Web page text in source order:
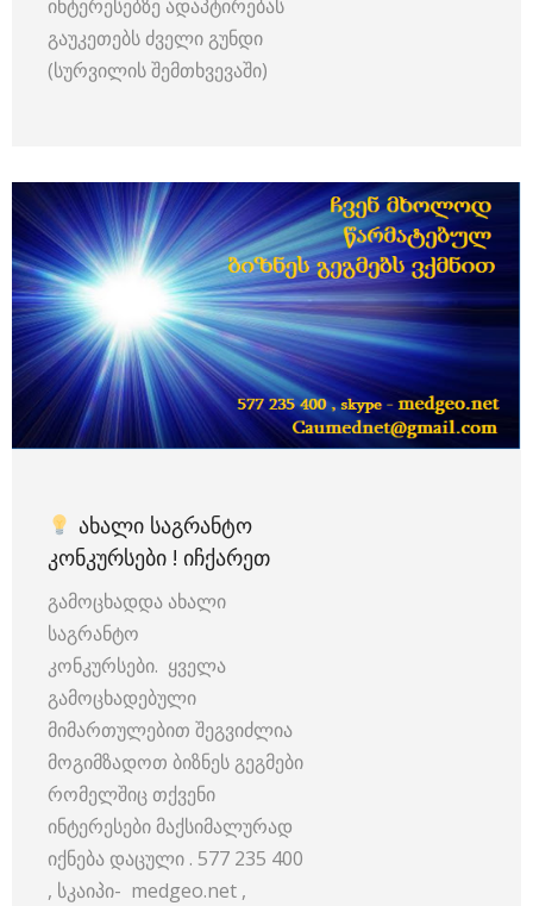
ინტერესებზე ადაპტირებას
გაუკეთებს ძველი გუნდი
(სურვილის შემთხვევაში)
ᲐᲮᲐᲚᲘ ᲡᲐᲒᲠᲐᲜᲢᲝ
ᲙᲝᲜᲙᲣᲠᲡᲔᲑᲘ ! ᲘᲩᲥᲐᲠᲔᲗ
გამოცხადდა ახალი
საგრანტო
კონკურსები. ყველა
გამოცხადებული
მიმართულებით შეგვიძლია
მოგიმზადოთ ბიზნეს გეგმები
რომელშიც თქვენი
ინტერესები მაქსიმალურად
იქნება დაცული . 577 235 400
, სკაიპი- medgeo.net ,